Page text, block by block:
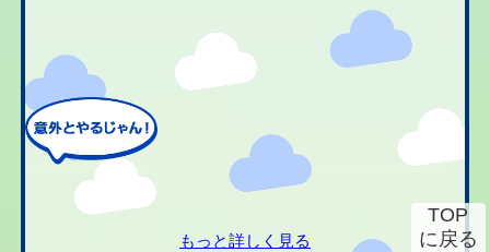
もっと詳しく見る
TOP
に戻る